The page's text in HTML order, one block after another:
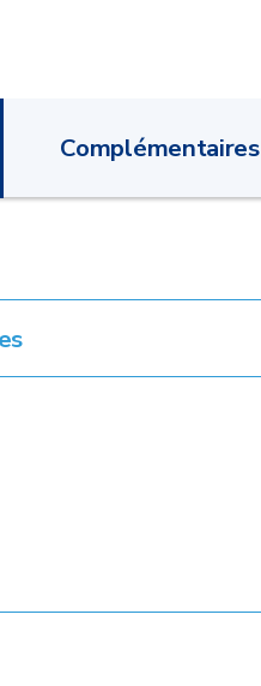
Complémentaires